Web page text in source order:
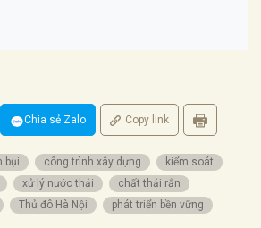
Chia sẻ Zalo Copy link
bụi công trình xây dựng
kiểm soát
xử lý nước thải
chất thải rắn
Thủ đô Hà Nội phát triển bền vững